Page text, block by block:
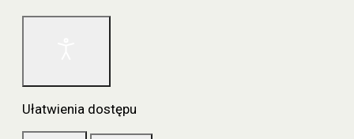
Ułatwienia dostępu